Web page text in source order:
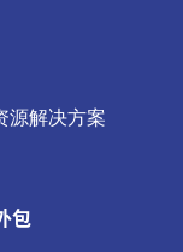
源解决方案
包